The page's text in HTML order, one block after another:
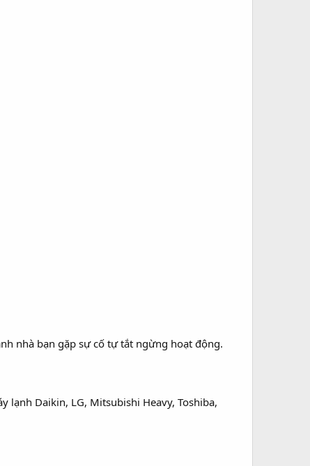
nhà bạn gặp sự cố tự tắt ngừng hoạt động.
lạnh Daikin, LG, Mitsubishi Heavy, Toshiba,